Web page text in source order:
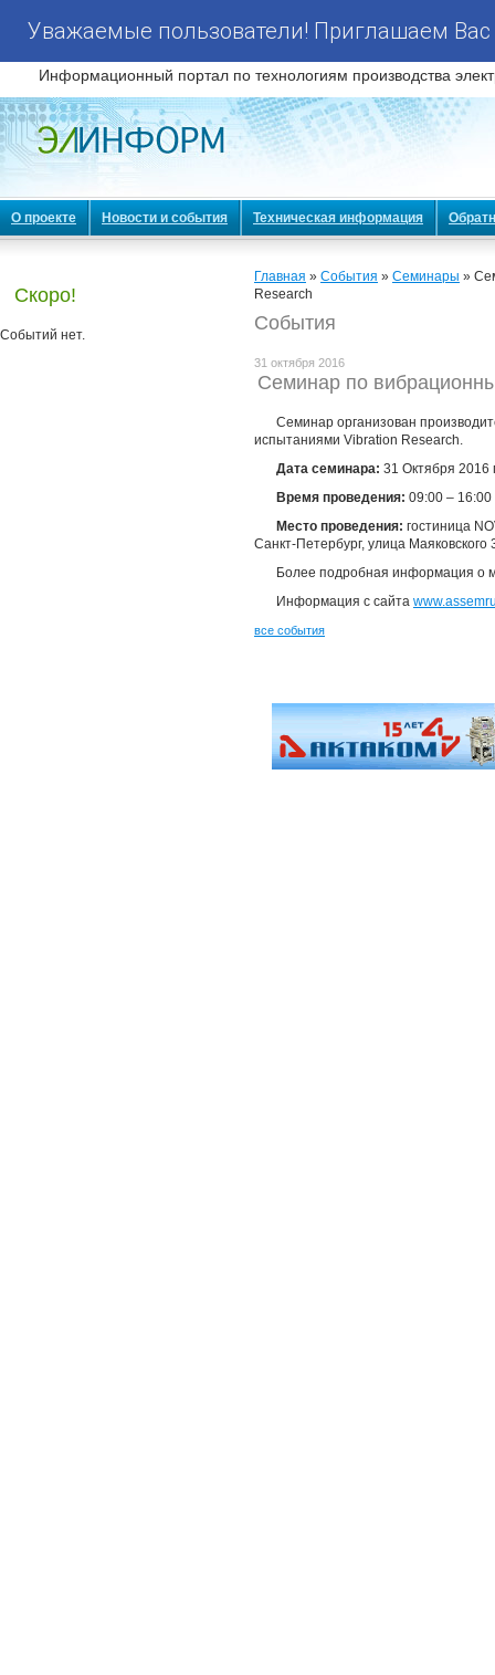
Уважаемые пользователи! Приглашаем
Информационный портал по технологиям производства
О проекте Новости и события Техническая информация
Скоро!
Событий нет.
Главная » События » Семинары »
Research
События
31 октября 2016
Семинар по
Cеминар организован
испытаниями Vibration Research.
Дата семинара: 31 Октября 2016
Время проведения: 09:00 – 16:00
Место проведения: гостиница
Санкт-Петербург, улица Маяковского
Более подробная информация о
Информация с сайта
все события